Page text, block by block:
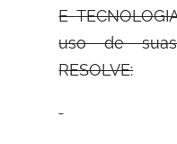
E
uso de suas
RESOLVE: